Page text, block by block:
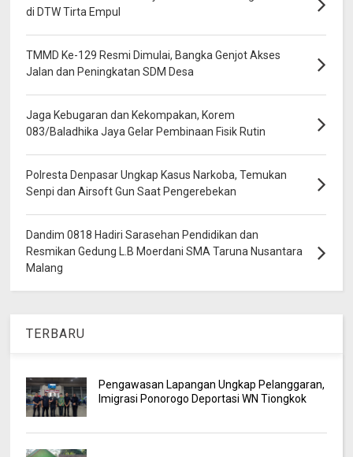
di DTW Tirta Empul
TMMD Ke-129 Resmi Dimulai, Bangka Genjot Akses
Jalan dan Peningkatan SDM Desa
Jaga Kebugaran dan Kekompakan, Korem
083/Baladhika Jaya Gelar Pembinaan Fisik Rutin
Polresta Denpasar Ungkap Kasus Narkoba, Temukan
Senpi dan Airsoft Gun Saat Pengerebekan
Dandim 0818 Hadiri Sarasehan Pendidikan dan
Resmikan Gedung L.B Moerdani SMA Taruna Nusantara
Malang
TERBARU
Pengawasan Lapangan Ungkap Pelanggaran,
Imigrasi Ponorogo Deportasi WN Tiongkok